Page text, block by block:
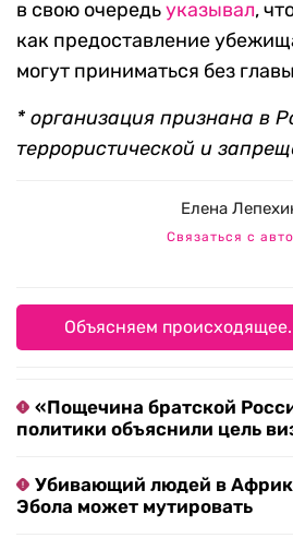
в свою очередьуказывал,
как предоставление
могут приниматься без
* организация признана в
террористической и
Елена
Связаться с
Объясняем происходящее.
«Пощечина братской
политики объяснили цель
Убивающий людей в
Эбола может мутировать